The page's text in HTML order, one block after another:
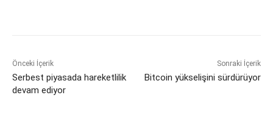
Önceki İçerik
Serbest piyasada hareketlilik
devam ediyor
Sonraki İçerik
Bitcoin yükselişini sürdürüyor